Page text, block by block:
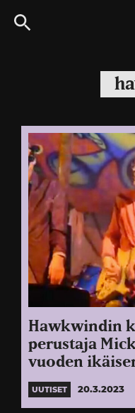
Siirry
suoraan
Hawkwindin
perustaja
vuoden
UUTISET 20.3.2023